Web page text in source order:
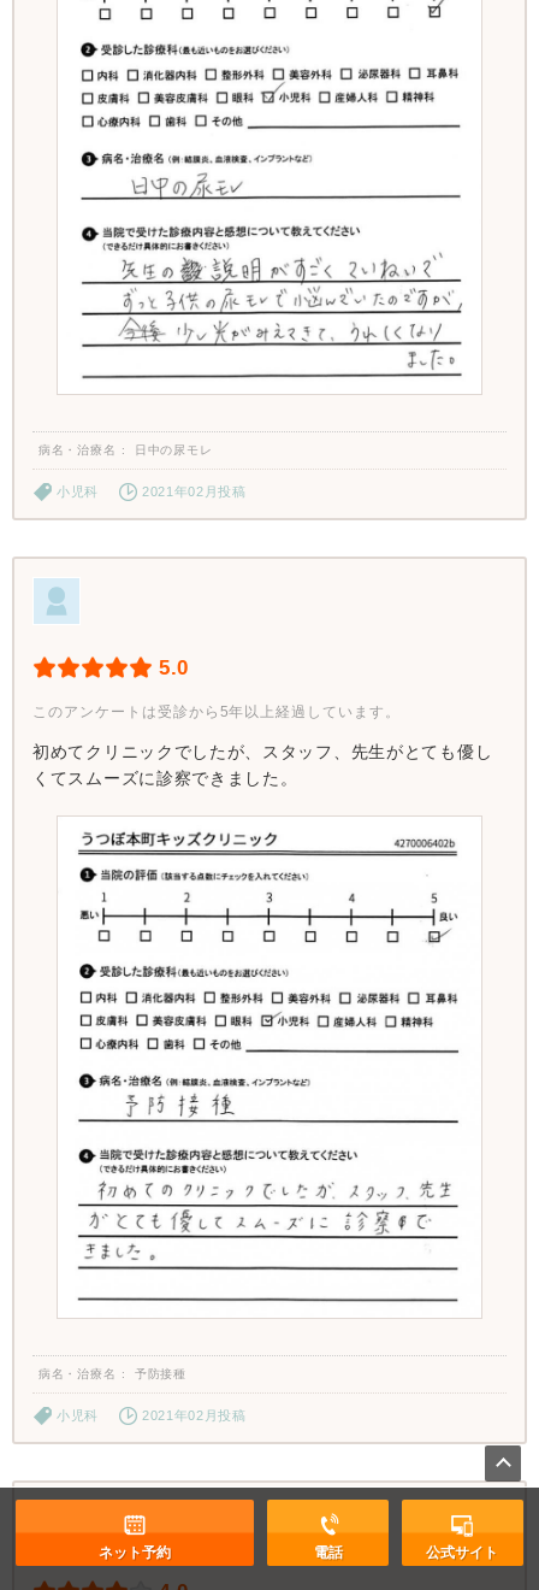
病名・治療名 日中の尿モレ
小児科 2021年02月投稿
5.0
このアンケートは受診から5年以上経過しています。
初めてクリニックでしたが、スタッフ、先生がとても優し
くてスムーズに診察できました。
病名・治療名 予防接種
小児科 2021年02月投稿
ネット予約 電話 公式サイト